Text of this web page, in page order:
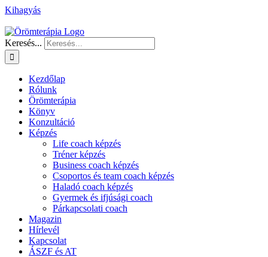
Kihagyás
Keresés...
Kezdőlap
Rólunk
Örömterápia
Könyv
Konzultáció
Képzés
Life coach képzés
Tréner képzés
Business coach képzés
Csoportos és team coach képzés
Haladó coach képzés
Gyermek és ifjúsági coach
Párkapcsolati coach
Magazin
Hírlevél
Kapcsolat
ÁSZF és AT